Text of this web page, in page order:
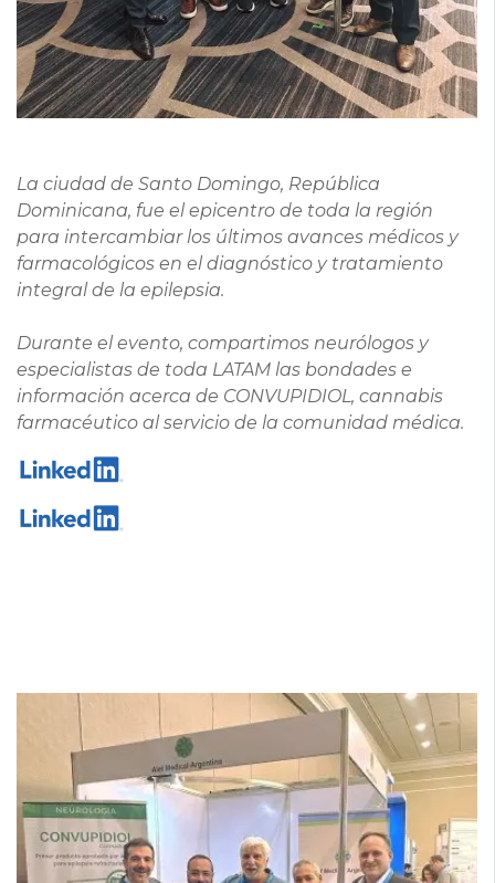
La ciudad de Santo Domingo, República
Dominicana, fue el epicentro de toda la región
para intercambiar los últimos avances médicos y
farmacológicos en el diagnóstico y tratamiento
integral de la epilepsia.
Durante el evento, compartimos neurólogos y
especialistas de toda LATAM las bondades e
información acerca de CONVUPIDIOL, cannabis
farmacéutico al servicio de la comunidad médica.